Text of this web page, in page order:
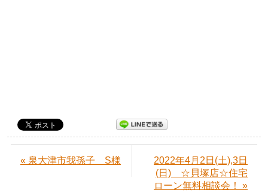
« 泉大津市我孫子 S様
2022年4月2日(土),3日
(日) ☆貝塚店☆住宅
ローン無料相談会！ »